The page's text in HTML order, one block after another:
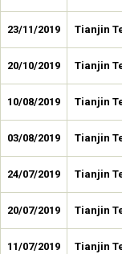
23/11/2019 Tianjin
20/10/2019 Tianjin
10/08/2019 Tianjin
03/08/2019 Tianjin
24/07/2019 Tianjin
20/07/2019 Tianjin
11/07/2019 Tianjin